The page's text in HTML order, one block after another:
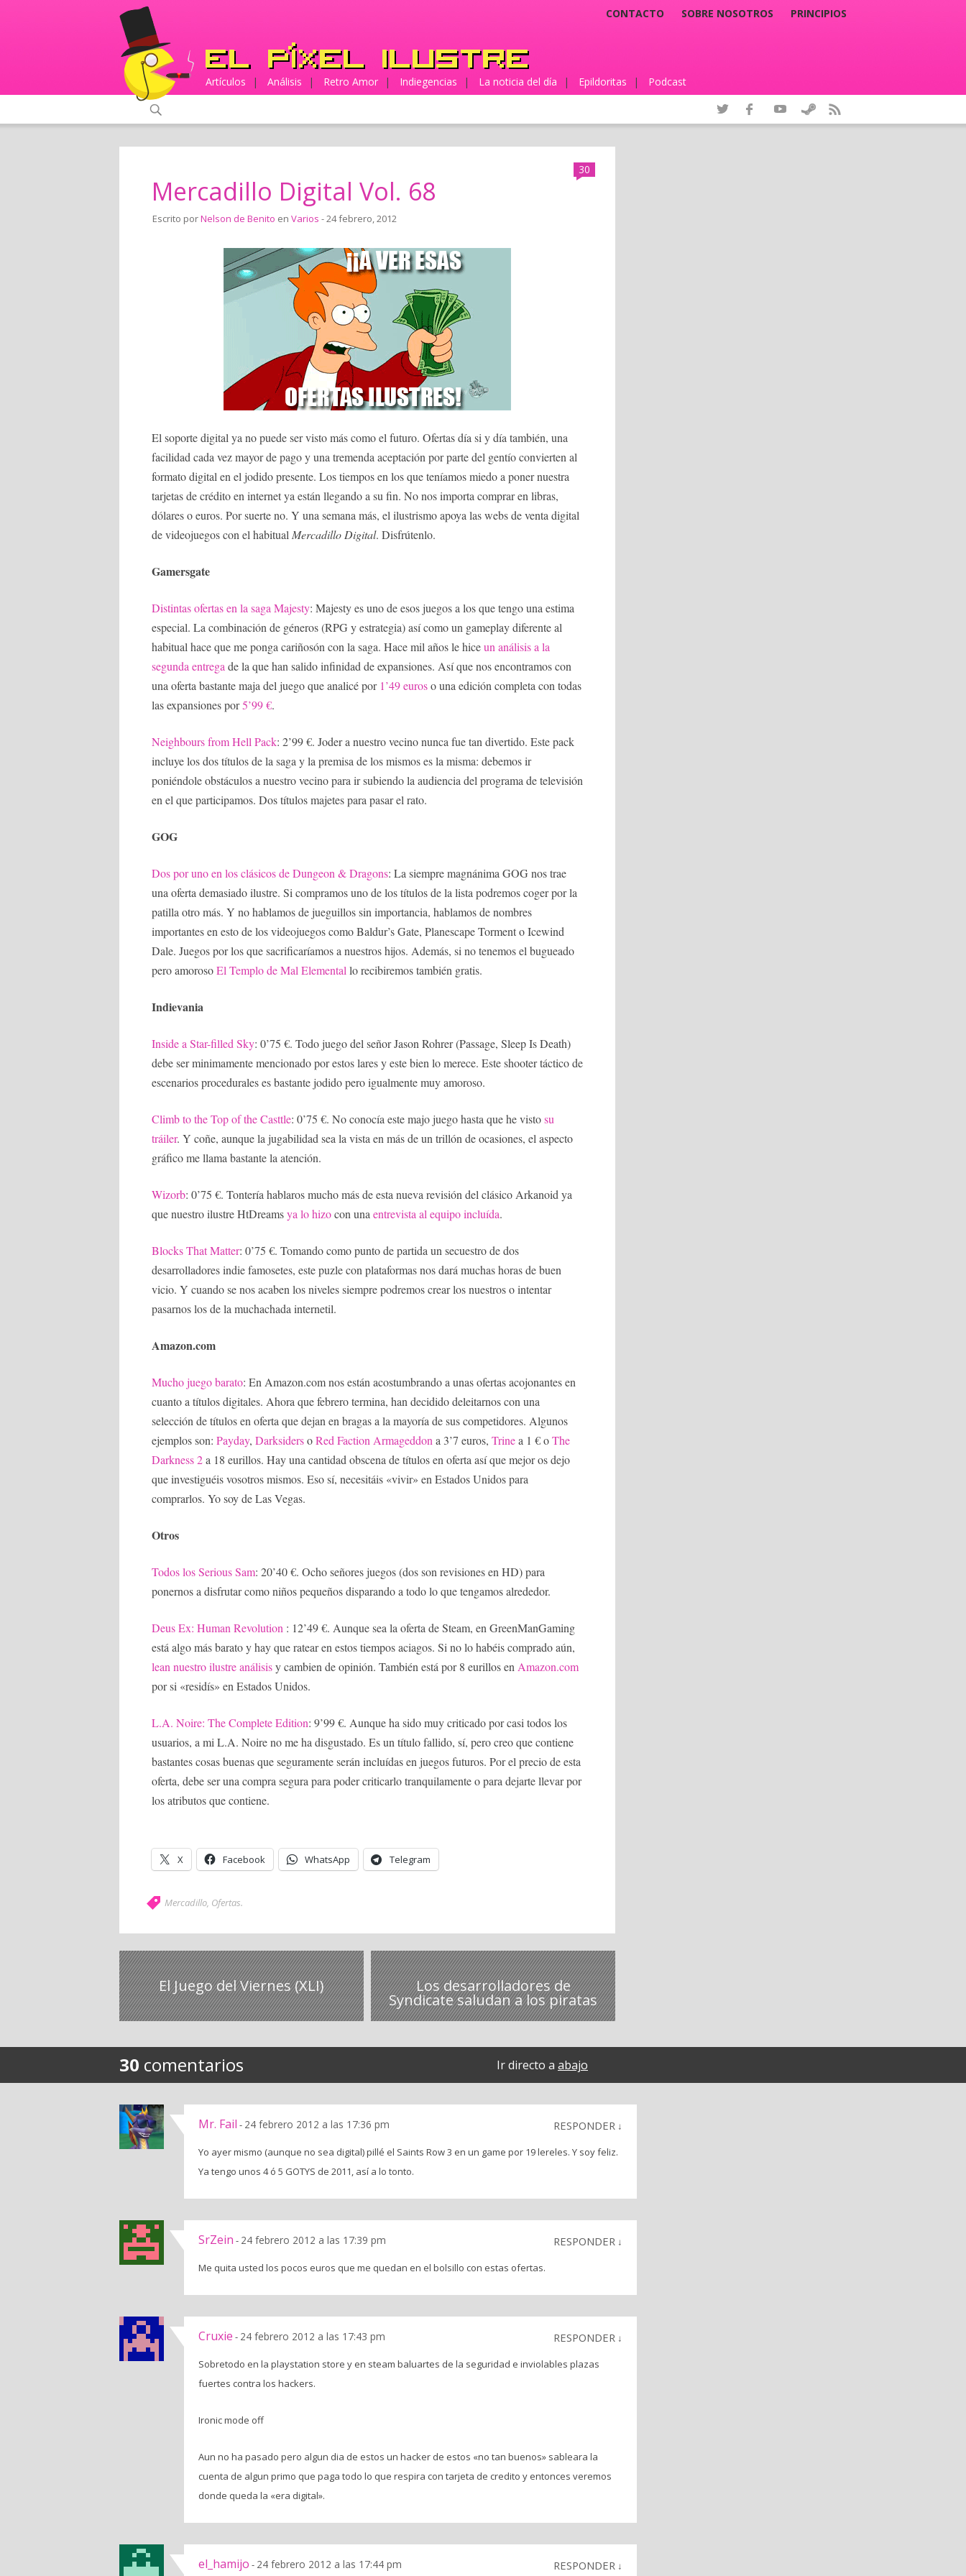
CONTACTO SOBRE NOSOTROS PRINCIPIOS
Artículos | Análisis | Retro Amor | Indiegencias | La noticia del día | Epildoritas | Podcast
30
Mercadillo Digital Vol. 68
Escrito porNelson de Benito en Varios - 24 febrero, 2012
El soporte digital ya no puede ser visto más como el futuro. Ofertas día si y día también, una
facilidad cada vez mayor de pago y una tremenda aceptación por parte del gentío convierten al
formato digital en el jodido presente. Los tiempos en los que teníamos miedo a poner nuestra
tarjetas de crédito en internet ya están llegando a su fin. No nos importa comprar en libras,
dólares o euros. Por suerte no. Y una semana más, el ilustrismo apoya las webs de venta digital
de videojuegos con el habitual Mercadillo Digital. Disfrútenlo.
Gamersgate
Distintas ofertas en la saga Majesty: Majesty es uno de esos juegos a los que tengo una estima
especial. La combinación de géneros (RPG y estrategia) así como un gameplay diferente al
habitual hace que me ponga cariñosón con la saga. Hace mil años le hiceun análisis a la
segunda entrega de la que han salido infinidad de expansiones. Así que nos encontramos con
una oferta bastante maja del juego que analicé por 1’49 euroso una edición completa con todas
las expansiones por5’99 €.
Neighbours from Hell Pack: 2’99 €. Joder a nuestro vecino nunca fue tan divertido. Este pack
incluye los dos títulos de la saga y la premisa de los mismos es la misma: debemos ir
poniéndole obstáculos a nuestro vecino para ir subiendo la audiencia del programa de televisión
en el que participamos. Dos títulos majetes para pasar el rato.
GOG
Dos por uno en los clásicos de Dungeon & Dragons: La siempre magnánima GOG nos trae
una oferta demasiado ilustre. Si compramos uno de los títulos de la lista podremos coger por la
patilla otro más. Y no hablamos de jueguillos sin importancia, hablamos de nombres
importantes en esto de los videojuegos como Baldur’s Gate, Planescape Torment o Icewind
Dale. Juegos por los que sacrificaríamos a nuestros hijos. Además, si no tenemos el bugueado
pero amorosoEl Templo de Mal Elemental lo recibiremos también gratis.
Indievania
Inside a Star-filled Sky: 0’75 €. Todo juego del señor Jason Rohrer (Passage, Sleep Is Death)
debe ser minimamente mencionado por estos lares y este bien lo merece. Este shooter táctico de
escenarios procedurales es bastante jodido pero igualmente muy amoroso.
Climb to the Top of the Casttle: 0’75 €. No conocía este majo juego hasta que he vistosu
tráiler. Y coñe, aunque la jugabilidad sea la vista en más de un trillón de ocasiones, el aspecto
gráfico me llama bastante la atención.
Wizorb: 0’75 €. Tontería hablaros mucho más de esta nueva revisión del clásico Arkanoid ya
que nuestro ilustre HtDreamsya lo hizocon una entrevista al equipo incluída.
Blocks That Matter: 0’75 €. Tomando como punto de partida un secuestro de dos
desarrolladores indie famosetes, este puzle con plataformas nos dará muchas horas de buen
vicio. Y cuando se nos acaben los niveles siempre podremos crear los nuestros o intentar
pasarnos los de la muchachada internetil.
Amazon.com
Mucho juego barato: En Amazon.com nos están acostumbrando a unas ofertas acojonantes en
cuanto a títulos digitales. Ahora que febrero termina, han decidido deleitarnos con una
selección de títulos en oferta que dejan en bragas a la mayoría de sus competidores. Algunos
ejemplos son: Payday, DarksidersoRed Faction Armageddon a 3’7 euros, Trinea 1 € oThe
Darkness 2a 18 eurillos. Hay una cantidad obscena de títulos en oferta así que mejor os dejo
que investiguéis vosotros mismos. Eso sí, necesitáis «vivir» en Estados Unidos para
comprarlos. Yo soy de Las Vegas.
Otros
Todos los Serious Sam: 20’40 €. Ocho señores juegos (dos son revisiones en HD) para
ponernos a disfrutar como niños pequeños disparando a todo lo que tengamos alrededor.
Deus Ex: Human Revolution : 12’49 €. Aunque sea la oferta de Steam, en GreenManGaming
está algo más barato y hay que ratear en estos tiempos aciagos. Si no lo habéis comprado aún,
lean nuestro ilustre análisisy cambien de opinión. También está por 8 eurillos en Amazon.com
por si «residís» en Estados Unidos.
L.A. Noire: The Complete Edition: 9’99 €. Aunque ha sido muy criticado por casi todos los
usuarios, a mi L.A. Noire no me ha disgustado. Es un título fallido, sí, pero creo que contiene
bastantes cosas buenas que seguramente serán incluídas en juegos futuros. Por el precio de esta
oferta, debe ser una compra segura para poder criticarlo tranquilamente o para dejarte llevar por
los atributos que contiene.
X Facebook WhatsApp Telegram
Mercadillo, Ofertas.
El Juego del Viernes (XLI) Los desarrolladores de
Syndicate saludan a los piratas
30 comentarios Ir directo a abajo
Mr. Fail - 24 febrero 2012 a las 17:36 pm RESPONDER ↓
Yo ayer mismo (aunque no sea digital) pillé el Saints Row 3 en un game por 19 lereles. Y soy feliz.
Ya tengo unos 4 ó 5 GOTYS de 2011, así a lo tonto.
SrZein - 24 febrero 2012 a las 17:39 pm RESPONDER ↓
Me quita usted los pocos euros que me quedan en el bolsillo con estas ofertas.
Cruxie - 24 febrero 2012 a las 17:43 pm RESPONDER ↓
Sobretodo en la playstation store y en steam baluartes de la seguridad e inviolables plazas
fuertes contra los hackers.
Ironic mode off
Aun no ha pasado pero algun dia de estos un hacker de estos «no tan buenos» sableara la
cuenta de algun primo que paga todo lo que respira con tarjeta de credito y entonces veremos
donde queda la «era digital».
el_hamijo - 24 febrero 2012 a las 17:44 pm RESPONDER ↓